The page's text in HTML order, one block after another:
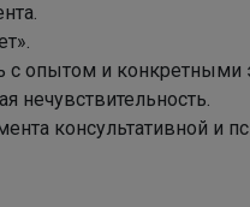
с опытом и
нечувствительность.
консультативной и